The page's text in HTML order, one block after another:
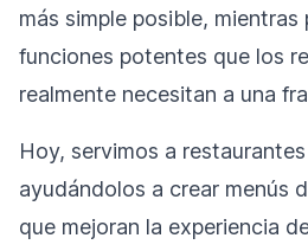
más simple posible, mientras
funciones potentes que los
realmente necesitan a una
Hoy, servimos a
ayudándolos a crear menús
que mejoran la experiencia